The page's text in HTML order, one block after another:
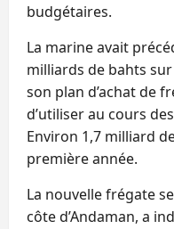
budgétaires.
La marine avait
milliards de bahts
son plan d’achat de
d’utiliser au cours
Environ 1,7 milliard
première année.
La nouvelle frégate
côte d’Andaman, a